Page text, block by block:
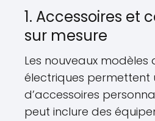
1. Accessoires et
sur mesure
Les nouveaux modèles
électriques permettent
d’accessoires
peut inclure des